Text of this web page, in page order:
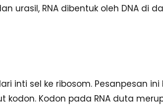
urasil, RNA dibentuk oleh DNA di
inti sel ke ribosom. Pesanpesan
Kodon pada RNA duta